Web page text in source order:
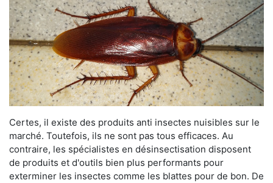
Certes, il existe des produits anti insectes nuisibles sur le
marché. Toutefois, ils ne sont pas tous efficaces. Au
contraire, les spécialistes en désinsectisation disposent
de produits et d'outils bien plus performants pour
exterminer les insectes comme les blattes pour de bon. De